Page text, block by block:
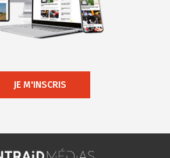
JE M'INSCRIS